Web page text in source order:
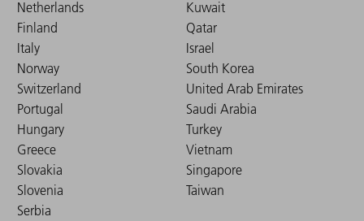
Netherlands
Finland
Italy
Norway
Switzerland
Portugal
Hungary
Greece
Slovakia
Slovenia
Serbia
Kuwait
Qatar
Israel
South Korea
United Arab Emirates
Saudi Arabia
Turkey
Vietnam
Singapore
Taiwan